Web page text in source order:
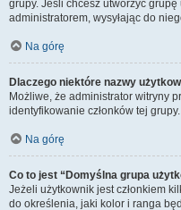
grupy. Jeśli chcesz utworzyć
administratorem, wysyłając do
Na górę
Dlaczego niektóre nazwy
Możliwe, że administrator witryny
identyfikowanie członków tej grupy.
Na górę
Co to jest “Domyślna grupa
Jeżeli użytkownik jest członkiem
do określenia, jaki kolor i ranga